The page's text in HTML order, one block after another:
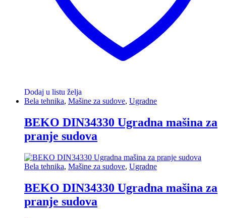
Dodaj u listu želja
Bela tehnika, Mašine za sudove, Ugradne
BEKO DIN34330 Ugradna mašina za
pranje sudova
Bela tehnika, Mašine za sudove, Ugradne
BEKO DIN34330 Ugradna mašina za
pranje sudova